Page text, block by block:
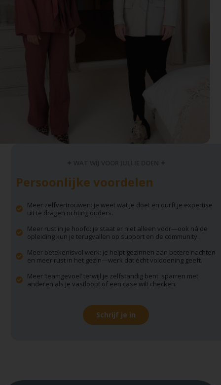
Persoonlijke voordelen
Meer zelfvertrouwen: je weet wat je doet en durft je expertise
uit te dragen richting ouders.
Meer rust in je hoofd: je staat er niet alleen voor—ook ná de
opleiding kun je terugvallen op support en de community.
Meer betekenisvol werk: je helpt gezinnen aan betere nachten
en meer rust in het gezin—werk dat écht voldoening geeft.
Meer ‘teamgevoel’ terwijl je zelfstandig bent: sparren met
anderen als je vastloopt of een case wilt checken.
Schrijf je in